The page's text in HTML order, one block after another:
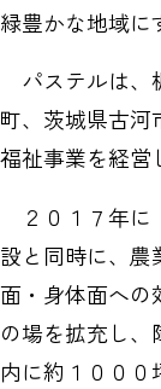
緑豊かな地域に
パステルは、
町、茨城県古河
福祉事業を経営
２０１７年に
設と同時に、農
面・身体面への
の場を拡充し
内に約１００